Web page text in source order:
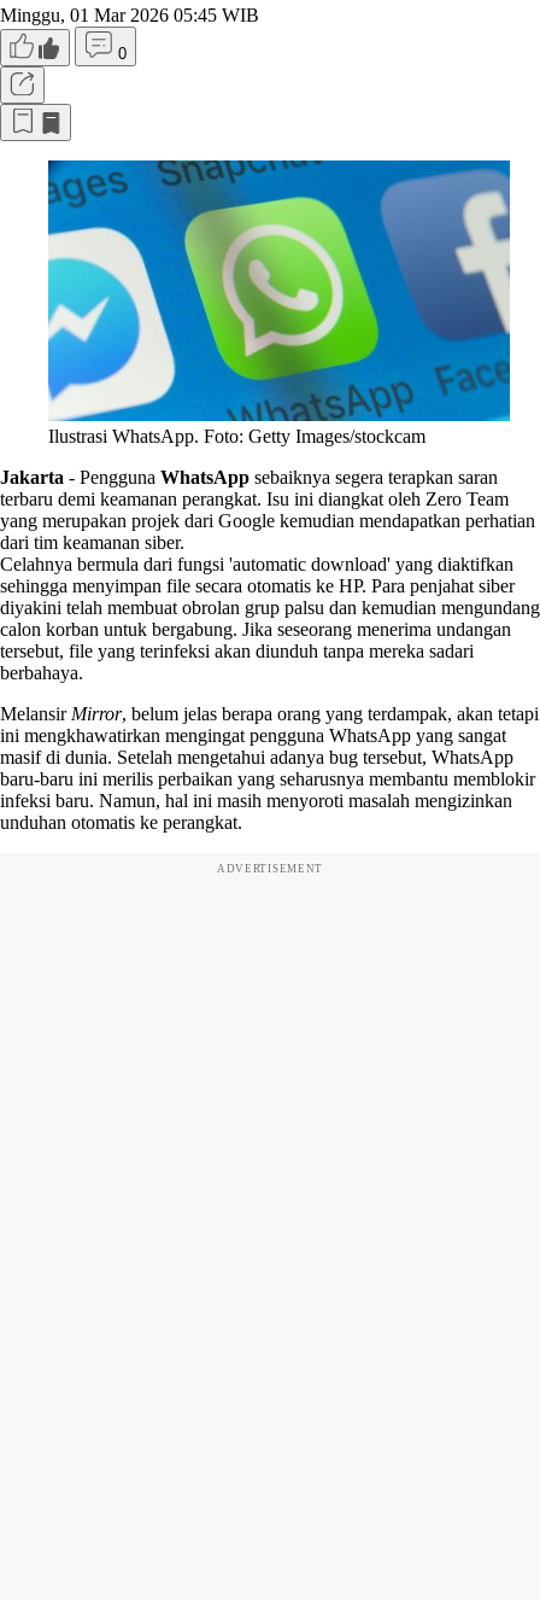
Minggu, 01 Mar 2026 05:45 WIB
0
Ilustrasi WhatsApp. Foto: Getty Images/stockcam
Jakarta - Pengguna WhatsApp sebaiknya segera terapkan saran
terbaru demi keamanan perangkat. Isu ini diangkat oleh Zero Team
yang merupakan projek dari Google kemudian mendapatkan perhatian
dari tim keamanan siber.
Celahnya bermula dari fungsi 'automatic download' yang diaktifkan
sehingga menyimpan file secara otomatis ke HP. Para penjahat siber
diyakini telah membuat obrolan grup palsu dan kemudian mengundang
calon korban untuk bergabung. Jika seseorang menerima undangan
tersebut, file yang terinfeksi akan diunduh tanpa mereka sadari
berbahaya.
Melansir Mirror, belum jelas berapa orang yang terdampak, akan tetapi
ini mengkhawatirkan mengingat pengguna WhatsApp yang sangat
masif di dunia. Setelah mengetahui adanya bug tersebut, WhatsApp
baru-baru ini merilis perbaikan yang seharusnya membantu memblokir
infeksi baru. Namun, hal ini masih menyoroti masalah mengizinkan
unduhan otomatis ke perangkat.
ADVERTISEMENT